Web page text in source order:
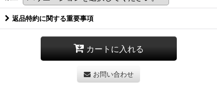
返品特約に関する重要事項
カートに入れる
お問い合わせ